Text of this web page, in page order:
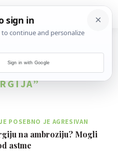
ZA TAG
POSEBNO JE AGRESIVAN
na ambroziju? Mogli
astme
Sign in with Google